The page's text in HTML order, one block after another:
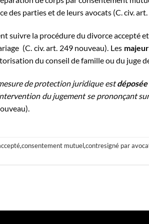
des parties et de leurs avocats (C. civ.
suivre la procédure du divorce accepté
(C. civ. art. 249 nouveau). Les
du conseil de famille ou du juge
de protection juridique est
du jugement se prononçant
,consentement mutuel,contresigné par